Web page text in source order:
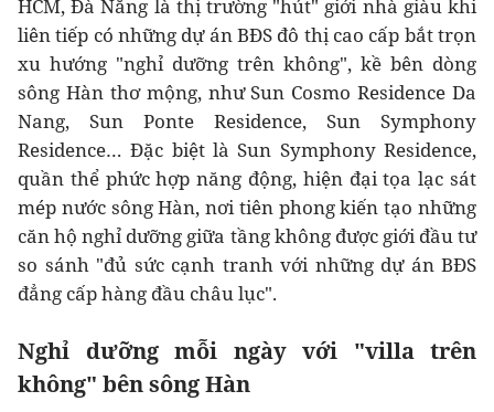
HCM, Đà Nẵng là thị trường "hút" giới nhà giàu khi
liên tiếp có những dự án BĐS đô thị cao cấp bắt trọn
xu hướng "nghỉ dưỡng trên không", kề bên dòng
sông Hàn thơ mộng, như Sun Cosmo Residence Da
Nang, Sun Ponte Residence, Sun Symphony
Residence… Đặc biệt là Sun Symphony Residence,
quần thể phức hợp năng động, hiện đại tọa lạc sát
mép nước sông Hàn, nơi tiên phong kiến tạo những
căn hộ nghỉ dưỡng giữa tầng không được giới đầu tư
so sánh "đủ sức cạnh tranh với những dự án BĐS
đẳng cấp hàng đầu châu lục".
Nghỉ dưỡng mỗi ngày với "villa trên
không" bên sông Hàn